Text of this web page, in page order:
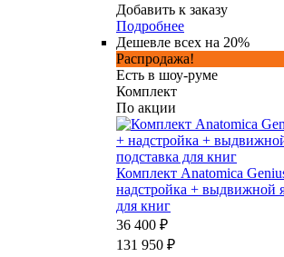
Добавить к заказу
Подробнее
Дешевле всех на 20%
Распродажа!
Есть в шоу-руме
Комплект
По акции
Комплект Anatomica
надстройка + выдвижной
для книг
36 400 ₽
131 950 ₽